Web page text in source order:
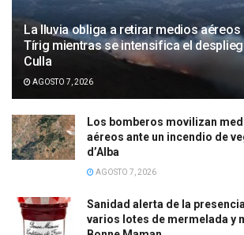
La lluvia obliga a retirar medios aéreos
Tírig mientras se intensifica el
Culla
AGOSTO 7, 2026
Los bomberos movilizan
aéreos ante un incendio de
d’Alba
AGOSTO 7, 2026
Sanidad alerta de la
varios lotes de mermelada y